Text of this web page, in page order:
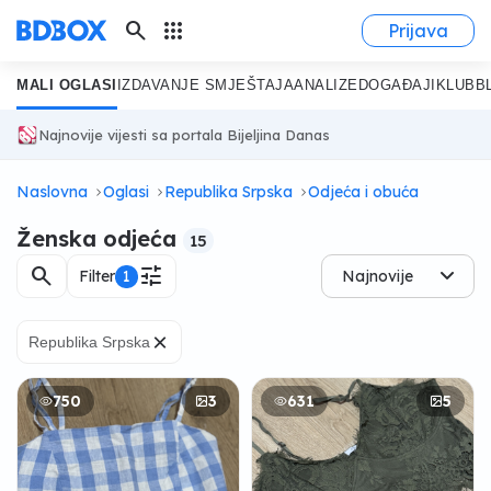
search apps Prijava
MALI OGLASI IZDAVANJE SMJEŠTAJAANALIZE DOGAĐAJI KLUB
Najnovije vijesti sa portala Bijeljina Danas
Naslovna Oglasi Republika Srpska Odjeća i obuća
Ženska odjeća 15
search Filter 1 tune Najnovije
Republika Srpska×
750 3 631 5